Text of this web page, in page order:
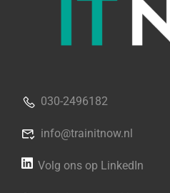
030-2496182
info@trainitnow.nl
Volg ons op LinkedIn